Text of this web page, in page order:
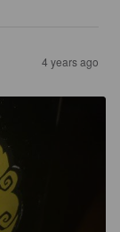
4 years ago